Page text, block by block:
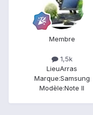
Membre
1,5k
LieuArras
Marque:Samsung
Modèle:Note II